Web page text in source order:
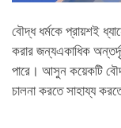
বৌদ্ধ ধর্মকে প্রায়শই
করার জন্যএকাধিক
পারে। আসুন কয়েকটি
চালনা করতে সাহায্য